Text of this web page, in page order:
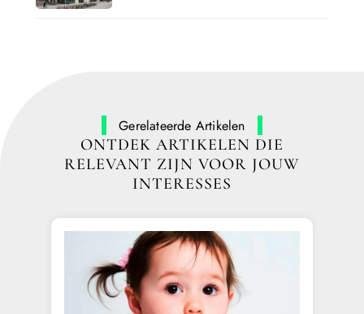
Gerelateerde Artikelen
ONTDEK ARTIKELEN DIE
RELEVANT ZIJN VOOR JOUW
INTERESSES